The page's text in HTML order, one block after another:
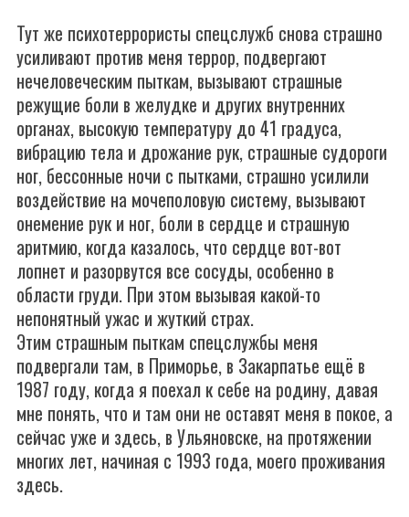
Тут же психотеррористы спецслужб снова страшно
усиливают против меня террор, подвергают
нечеловеческим пыткам, вызывают страшные
режущие боли в желудке и других внутренних
органах, высокую температуру до 41 градуса,
вибрацию тела и дрожание рук, страшные судороги
ног, бессонные ночи с пытками, страшно усилили
воздействие на мочеполовую систему, вызывают
онемение рук и ног, боли в сердце и страшную
аритмию, когда казалось, что сердце вот-вот
лопнет и разорвутся все сосуды, особенно в
области груди. При этом вызывая какой-то
непонятный ужас и жуткий страх.
Этим страшным пыткам спецслужбы меня
подвергали там, в Приморье, в Закарпатье ещё в
1987 году, когда я поехал к себе на родину, давая
мне понять, что и там они не оставят меня в покое, а
сейчас уже и здесь, в Ульяновске, на протяжении
многих лет, начиная с 1993 года, моего проживания
здесь.